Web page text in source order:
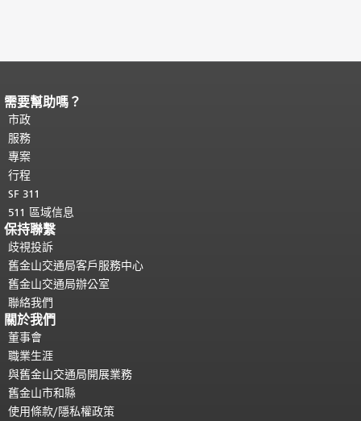
頁面內容結束。
都會重複顯示。
需要幫助嗎？
市政
服務
專案
行程
SF 311
511 區域信息
保持聯繫
歧視投訴
舊金山交通局客戶服務中心
舊金山交通局辦公室
聯絡我們
關於我們
董事會
職業生涯
與舊金山交通局開展業務
舊金山市和縣
使用條款/隱私權政策